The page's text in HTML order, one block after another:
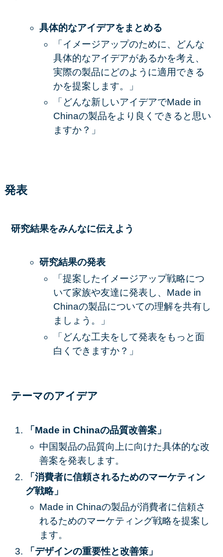
具体的なアイデアをまとめる
「イメージアップのために、どんな
具体的なアイデアがあるかを考え、
実際の製品にどのように適用できる
かを提案します。」
「どんな新しいアイデアでMade in
Chinaの製品をより良くできると思い
ますか？」
発表
研究結果をみんなに伝えよう
研究結果の発表
「提案したイメージアップ戦略につ
いて家族や友達に発表し、Made in
Chinaの製品についての理解を共有し
ましょう。」
「どんな工夫をして発表をもっと面
白くできますか？」
テーマのアイデア
「Made in Chinaの品質改善案」
中国製品の品質向上に向けた具体的な改
善案を発表します。
「消費者に信頼されるためのマーケティン
グ戦略」
Made in Chinaの製品が消費者に信頼さ
れるためのマーケティング戦略を提案し
ます。
「デザインの重要性と改善策」